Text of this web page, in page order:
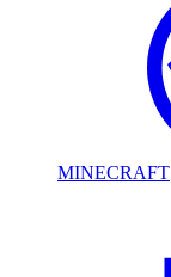
MINECRAFT